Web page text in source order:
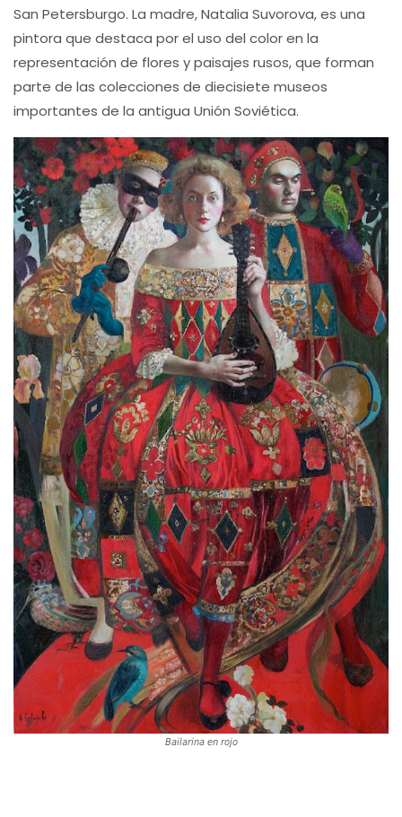
San Petersburgo. La madre, Natalia Suvorova, es una
pintora que destaca por el uso del color en la
representación de flores y paisajes rusos, que forman
parte de las colecciones de diecisiete museos
importantes de la antigua Unión Soviética.
Bailarina en rojo